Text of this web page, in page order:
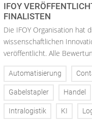
IFOY
FINALISTEN
Die IFOY Organisation hat
wissenschaftlichen
veröffentlicht. Alle
Automatisierung
Gabelstapler Handel
Intralogistik KI